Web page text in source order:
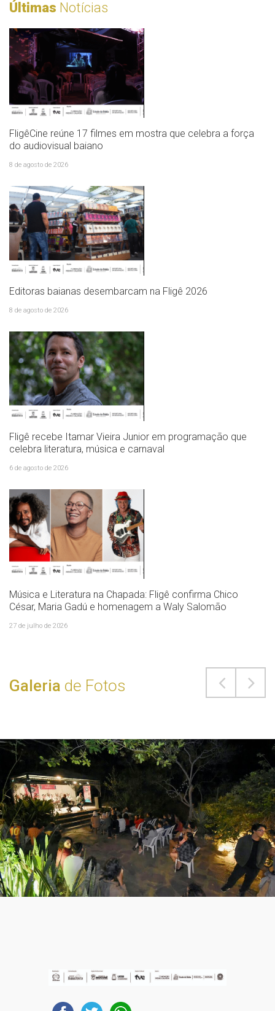
Últimas Notícias
FligêCine reúne 17 filmes em mostra que celebra a força
do audiovisual baiano
8 de agosto de 2026
Editoras baianas desembarcam na Fligê 2026
8 de agosto de 2026
Fligê recebe Itamar Vieira Junior em programação que
celebra literatura, música e carnaval
6 de agosto de 2026
Música e Literatura na Chapada: Fligê confirma Chico
César, Maria Gadú e homenagem a Waly Salomão
27 de julho de 2026
Galeria de Fotos